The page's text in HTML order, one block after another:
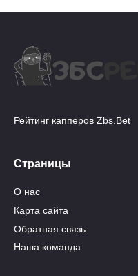
Рейтинг капперов Zbs.Bet
Страницы
О нас
Карта сайта
Обратная связь
Наша команда